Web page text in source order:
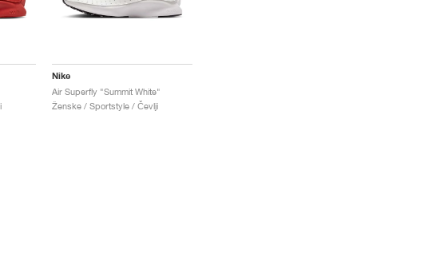
Nike
Air Superfly "Summit White"
Ženske / Sportstyle / Čevlji